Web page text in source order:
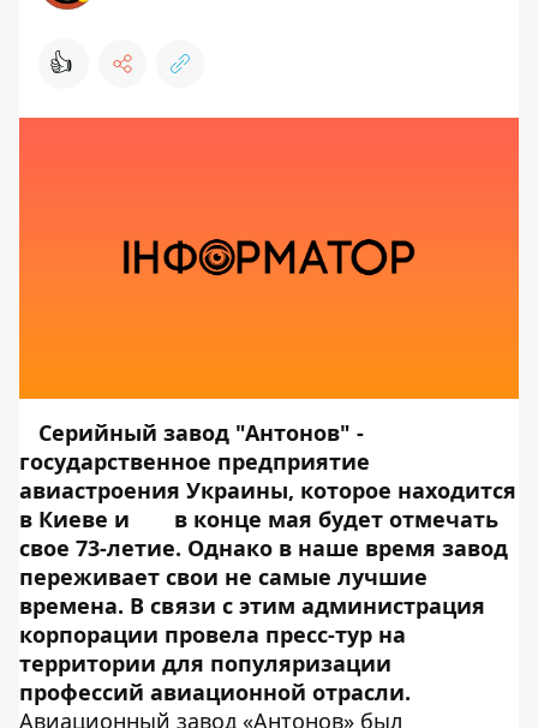
👍
Серийный завод "Антонов" -
государственное предприятие
авиастроения Украины, которое находится
в Киеве и
в конце мая будет отмечать
свое 73-летие. Однако в наше время завод
переживает свои не самые лучшие
времена. В связи с этим администрация
корпорации провела пресс-тур на
территории для популяризации
профессий авиационной отрасли.
Авиационный завод «Антонов» был